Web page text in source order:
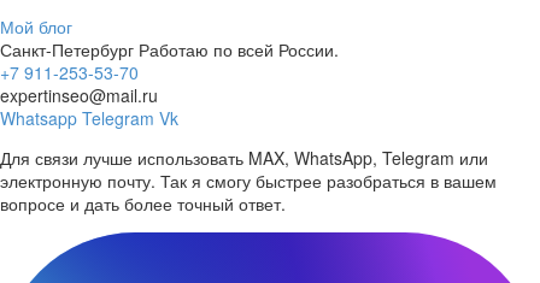
Мой блог
Санкт-Петербург Работаю по всей России.
+7 911-253-53-70
expertinseo@mail.ru
Whatsapp Telegram Vk
Для связи лучше использовать MAX, WhatsApp, Telegram или
электронную почту. Так я смогу быстрее разобраться в вашем
вопросе и дать более точный ответ.